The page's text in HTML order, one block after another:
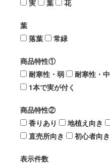
実
葉 花
葉
落葉
常緑
商品特性①
耐寒性・弱
耐寒性・中
1本で実が付く
商品特性②
香りあり
地植え向き
直売所向き
初心者向き
表示件数